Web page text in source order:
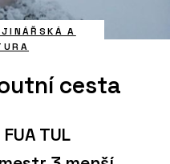
A
cesta
TUL